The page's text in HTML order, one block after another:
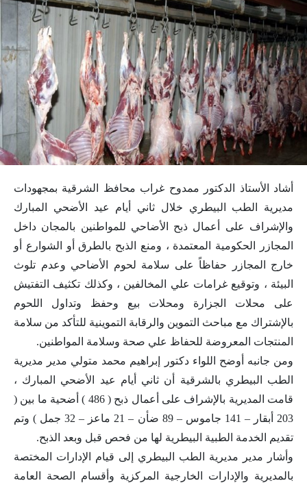
أشاد الأستاذ الدكتور ممدوح غراب محافظ الشرقية بمجهودات
مديرية الطب البيطري خلال ثاني أيام عيد الأضحي المبارك
والإشراف على أعمال ذبح الأضاحي للمواطنين بالمجان داخل
المجازر الحكومية المعتمدة ، ومنع الذبح بالطرق أو الشوارع أو
خارج المجازر حفاظاً على سلامة لحوم الأضاحي وعدم تلوث
البيئة ، وتوقيع غرامات علي المخالفين ، وكذلك تكثيف التفتيش
على محلات الجزارة ومحلات بيع وحفظ وتداول اللحوم
بالإشتراك مع مباحث التموين والرقابة التموينية للتأكد من سلامة
المنتجات المعروضة للحفاظ علي صحة وسلامة المواطنين.
ومن جانبه أوضح اللواء دكتور إبراهيم محمد متولي مدير مديرية
الطب البيطري بالشرقية أن ثاني أيام عيد الأضحي المبارك ،
قامت المديرية بالإشراف على أعمال ذبح ( 486 ) أضحية ما بين (
203 أبقار – 141 جاموس – 89 ضأن – 21 ماعز – 32 جمل ) وتم
تقديم الخدمة الطبية البيطرية لها من فحص قبل وبعد الذبح.
وأشار مدير مديرية الطب البيطري إلى قيام الإدارات المختصة
بالمديرية والإدارات الخارجية المركزية وأقسام الصحة العامة